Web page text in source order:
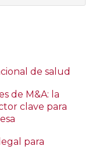
de salud
de M&A: la
clave para
para